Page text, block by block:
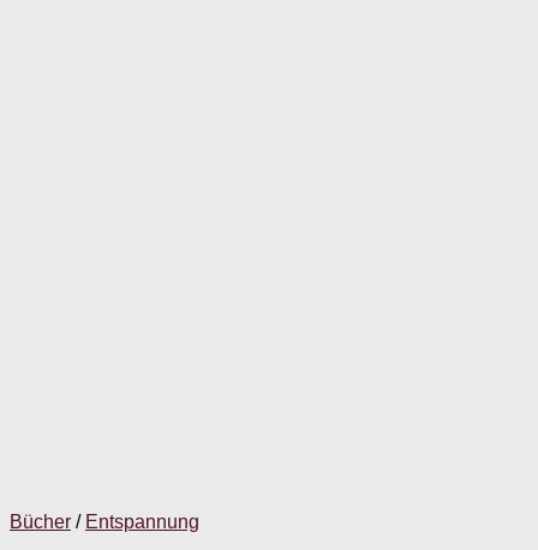
Bücher / Entspannung